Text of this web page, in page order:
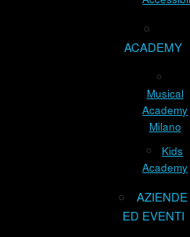
ACADEMY
Musical
Academy
Milano
Kids
Academy
AZIENDE
ED EVENTI